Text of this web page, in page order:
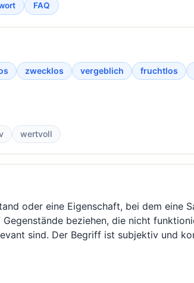
FAQ
zwecklos vergeblich fruchtlos
wertvoll
oder eine Eigenschaft, bei dem
beziehen, die nicht
sind. Der Begriff ist subjektiv und